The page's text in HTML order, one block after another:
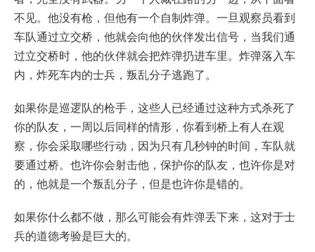
不见。他没有枪，但他有一个自制炸弹。一旦观察员看到
车队通过立交桥，他就会向他的伙伴发出信号，当我们通
过立交桥时，他的伙伴就会把炸弹扔进车里。炸弹落入车
内，炸死车内的士兵，叛乱分子逃跑了。
如果你是巡逻队的枪手，这些人已经通过这种方式杀死了
你的队友，一周以后同样的情形，你看到桥上有人在观
察，你会采取哪些行动，因为只有几秒钟的时间，车队就
要通过桥。也许你会射击他，保护你的队友，也许你是对
的，他就是一个叛乱分子，但是也许你是错的。
如果你什么都不做，那么可能会有炸弹丢下来，这对于士
兵的道德考验是巨大的。